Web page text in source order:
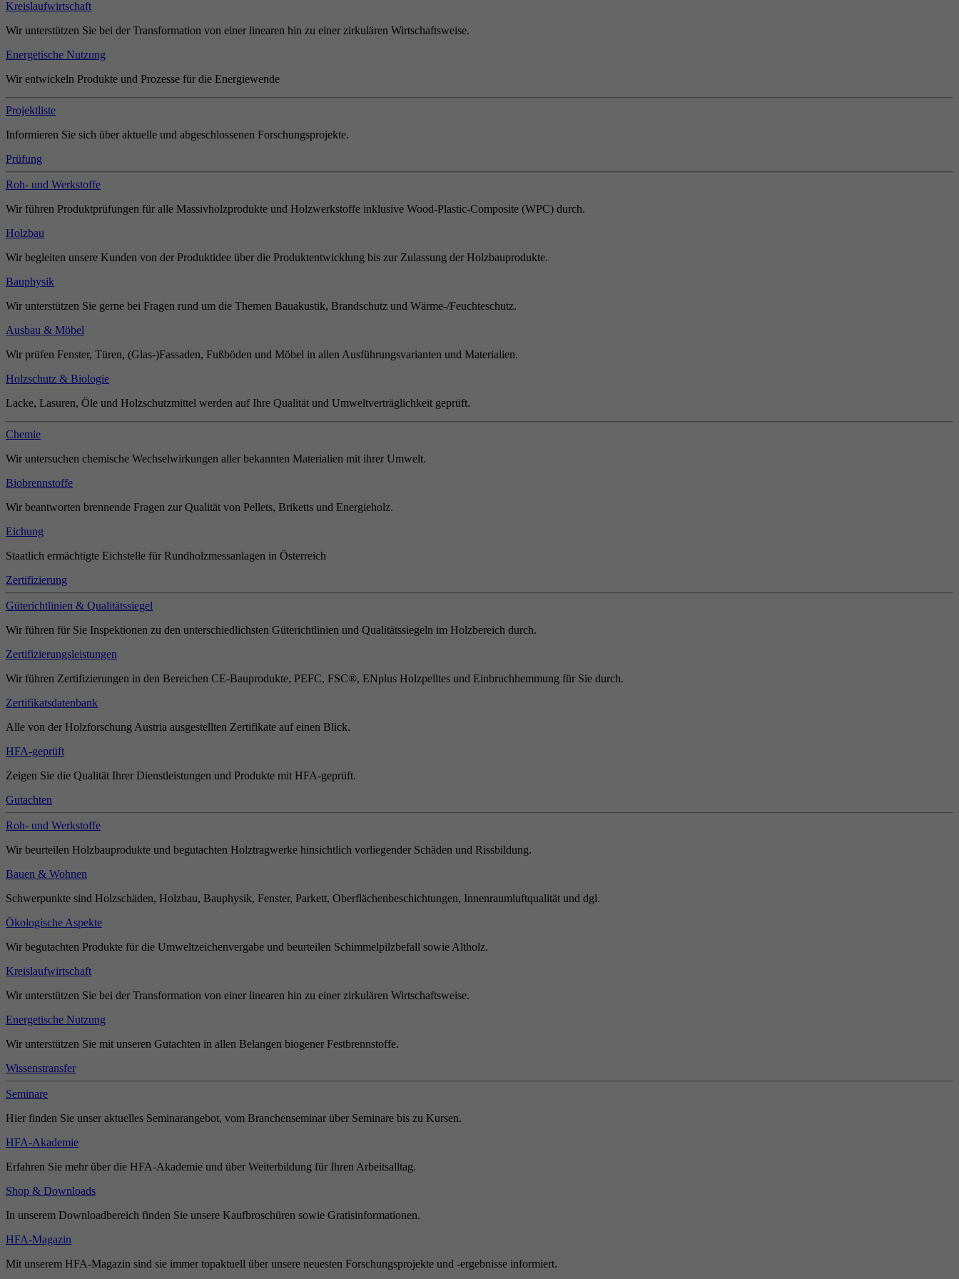
Kreislaufwirtschaft
Wir unterstützen Sie bei der Transformation von einer linearen hin zu einer zirkulären Wirtschaftsweise.
Energetische Nutzung
Wir entwickeln Produkte und Prozesse für die Energiewende
Projektliste
Informieren Sie sich über aktuelle und abgeschlossenen Forschungsprojekte.
Prüfung
Roh- und Werkstoffe
Wir führen Produktprüfungen für alle Massivholzprodukte und Holzwerkstoffe inklusive Wood-Plastic-Composite (WPC) durch.
Holzbau
Wir begleiten unsere Kunden von der Produktidee über die Produktentwicklung bis zur Zulassung der Holzbauprodukte.
Bauphysik
Wir unterstützen Sie gerne bei Fragen rund um die Themen Bauakustik, Brandschutz und Wärme-/Feuchteschutz.
Ausbau & Möbel
Wir prüfen Fenster, Türen, (Glas-)Fassaden, Fußböden und Möbel in allen Ausführungsvarianten und Materialien.
Holzschutz & Biologie
Lacke, Lasuren, Öle und Holzschutzmittel werden auf Ihre Qualität und Umweltverträglichkeit geprüft.
Chemie
Wir untersuchen chemische Wechselwirkungen aller bekannten Materialien mit ihrer Umwelt.
Biobrennstoffe
Wir beantworten brennende Fragen zur Qualität von Pellets, Briketts und Energieholz.
Eichung
Staatlich ermächtigte Eichstelle für Rundholzmessanlagen in Österreich
Zertifizierung
Güterichtlinien & Qualitätssiegel
Wir führen für Sie Inspektionen zu den unterschiedlichsten Güterichtlinien und Qualitätssiegeln im Holzbereich durch.
Zertifizierungsleistungen
Wir führen Zertifizierungen in den Bereichen CE-Bauprodukte, PEFC, FSC®, ENplus Holzpelltes und Einbruchhemmung für Sie durch.
Zertifikatsdatenbank
Alle von der Holzforschung Austria ausgestellten Zertifikate auf einen Blick.
HFA-geprüft
Zeigen Sie die Qualität Ihrer Dienstleistungen und Produkte mit HFA-geprüft.
Gutachten
Roh- und Werkstoffe
Wir beurteilen Holzbauprodukte und begutachten Holztragwerke hinsichtlich vorliegender Schäden und Rissbildung.
Bauen & Wohnen
Schwerpunkte sind Holzschäden, Holzbau, Bauphysik, Fenster, Parkett, Oberflächenbeschichtungen, Innenraumluftqualität und dgl.
Ökologische Aspekte
Wir begutachten Produkte für die Umweltzeichenvergabe und beurteilen Schimmelpilzbefall sowie Altholz.
Kreislaufwirtschaft
Wir unterstützen Sie bei der Transformation von einer linearen hin zu einer zirkulären Wirtschaftsweise.
Energetische Nutzung
Wir unterstützen Sie mit unseren Gutachten in allen Belangen biogener Festbrennstoffe.
Wissenstransfer
Seminare
Hier finden Sie unser aktuelles Seminarangebot, vom Branchenseminar über Seminare bis zu Kursen.
HFA-Akademie
Erfahren Sie mehr über die HFA-Akademie und über Weiterbildung für Ihren Arbeitsalltag.
Shop & Downloads
In unserem Downloadbereich finden Sie unsere Kaufbroschüren sowie Gratisinformationen.
HFA-Magazin
Mit unserem HFA-Magazin sind sie immer topaktuell über unsere neuesten Forschungsprojekte und -ergebnisse informiert.